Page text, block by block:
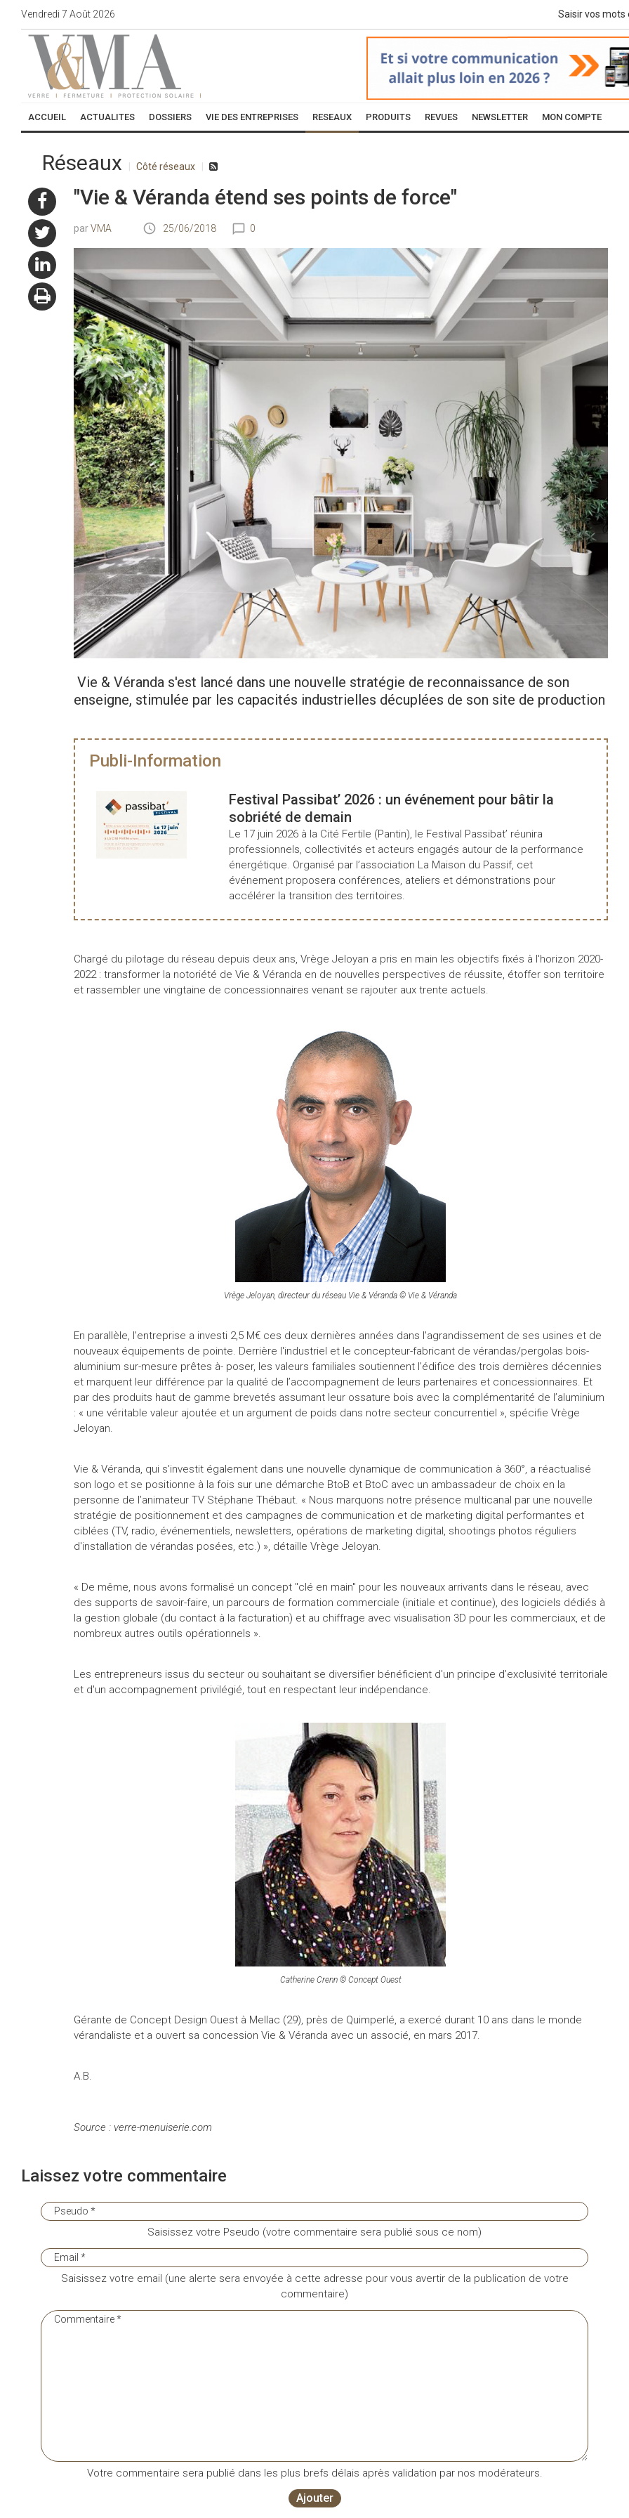
Vendredi 7 Août 2026
ACCUEIL ACTUALITES DOSSIERS VIE DES ENTREPRISES RESEAUX PRODUITS REVUES NEWSLETTER MON COMPTE
Réseaux Côté réseaux
"Vie & Véranda étend ses points de force"
VMA 25/06/2018 0
Vie & Véranda s'est lancé dans une nouvelle stratégie de reconnaissance de son
enseigne, stimulée par les capacités industrielles décuplées de son site de production
Publi-Information
Festival Passibat’ 2026 : un événement pour bâtir la
sobriété de demain
Le 17 juin 2026 à la Cité Fertile (Pantin), le Festival Passibat’ réunira
professionnels, collectivités et acteurs engagés autour de la performance
énergétique. Organisé par l’association La Maison du Passif, cet
événement proposera conférences, ateliers et démonstrations pour
accélérer la transition des territoires.
Chargé du pilotage du réseau depuis deux ans, Vrège Jeloyan a pris en main les objectifs fixés à l'horizon 2020-
2022 : transformer la notoriété de Vie & Véranda en de nouvelles perspectives de réussite, étoffer son territoire
et rassembler une vingtaine de concessionnaires venant se rajouter aux trente actuels.
Vrège Jeloyan, directeur du réseau Vie & Véranda © Vie & Véranda
En parallèle, l'entreprise a investi 2,5 M€ ces deux dernières années dans l'agrandissement de ses usines et de
nouveaux équipements de pointe. Derrière l'industriel et le concepteur-fabricant de vérandas/pergolas bois-
aluminium sur-mesure prêtes à- poser, les valeurs familiales soutiennent l'édifice des trois dernières décennies
et marquent leur différence par la qualité de l’accompagnement de leurs partenaires et concessionnaires. Et
par des produits haut de gamme brevetés assumant leur ossature bois avec la complémentarité de l’aluminium
: « une véritable valeur ajoutée et un argument de poids dans notre secteur concurrentiel », spécifie Vrège
Jeloyan.
Vie & Véranda, qui s'investit également dans une nouvelle dynamique de communication à 360°, a réactualisé
son logo et se positionne à la fois sur une démarche BtoB et BtoC avec un ambassadeur de choix en la
personne de l’animateur TV Stéphane Thébaut. « Nous marquons notre présence multicanal par une nouvelle
stratégie de positionnement et des campagnes de communication et de marketing digital performantes et
ciblées (TV, radio, événementiels, newsletters, opérations de marketing digital, shootings photos réguliers
d'installation de vérandas posées, etc.) », détaille Vrège Jeloyan.
« De même, nous avons formalisé un concept "clé en main" pour les nouveaux arrivants dans le réseau, avec
des supports de savoir-faire, un parcours de formation commerciale (initiale et continue), des logiciels dédiés à
la gestion globale (du contact à la facturation) et au chiffrage avec visualisation 3D pour les commerciaux, et de
nombreux autres outils opérationnels ».
Les entrepreneurs issus du secteur ou souhaitant se diversifier bénéficient d'un principe d’exclusivité territoriale
et d'un accompagnement privilégié, tout en respectant leur indépendance.
Catherine Crenn © Concept Ouest
Gérante de Concept Design Ouest à Mellac (29), près de Quimperlé, a exercé durant 10 ans dans le monde
vérandaliste et a ouvert sa concession Vie & Véranda avec un associé, en mars 2017.
A.B.
Source : verre-menuiserie.com
Laissez votre commentaire
Saisissez votre Pseudo (votre commentaire sera publié sous ce nom)
Saisissez votre email (une alerte sera envoyée à cette adresse pour vous avertir de la publication de votre
commentaire)
Votre commentaire sera publié dans les plus brefs délais après validation par nos modérateurs.
Ajouter
Consultez le